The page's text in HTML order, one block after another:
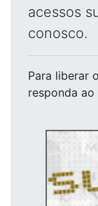
acessos
conosco.
Para liberar
responda